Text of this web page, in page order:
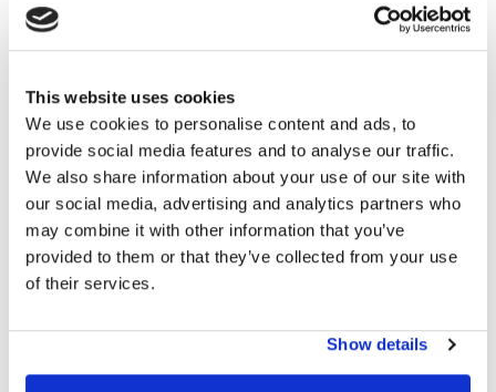
This website uses cookies
We use cookies to personalise content and ads, to
provide social media features and to analyse our traffic.
We also share information about your use of our site with
our social media, advertising and analytics partners who
may combine it with other information that you’ve
provided to them or that they’ve collected from your use
of their services.
Show details
Privacy*
Ich genehmige die Verarbeitung meiner Daten gemäß den